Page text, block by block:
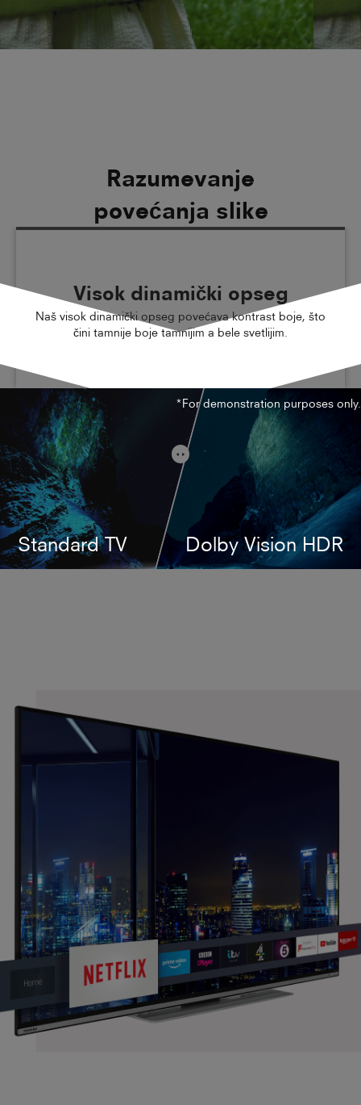
Razumevanje
povećanja slike
Visok dinamički opseg
Naš visok dinamički opseg povećava kontrast boje, što
čini tamnije boje tamnijim a bele svetlijim.
*For demonstration purposes only.
Dolby Vision HDR
Standard TV